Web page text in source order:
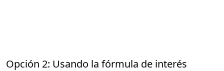
Opción 2: Usando la fórmula de interés